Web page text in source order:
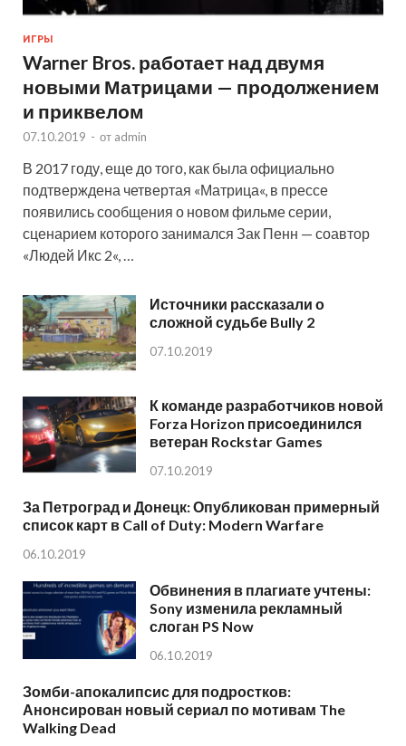
ИГРЫ
Warner Bros. работает над двумя
новыми Матрицами — продолжением
и приквелом
07.10.2019 - от admin
В 2017 году, еще до того, как была официально
подтверждена четвертая «Матрица«, в прессе
появились сообщения о новом фильме серии,
сценарием которого занимался Зак Пенн — соавтор
«Людей Икс 2«, …
Источники рассказали о
сложной судьбе Bully 2
07.10.2019
К команде разработчиков новой
Forza Horizon присоединился
ветеран Rockstar Games
07.10.2019
За Петроград и Донецк: Опубликован примерный
список карт в Call of Duty: Modern Warfare
06.10.2019
Обвинения в плагиате учтены:
Sony изменила рекламный
слоган PS Now
06.10.2019
Зомби-апокалипсис для подростков:
Анонсирован новый сериал по мотивам The
Walking Dead